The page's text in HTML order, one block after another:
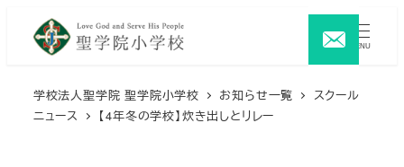
MENU
学校法人聖学院 聖学院小学校 お知らせ一覧
スクール
ニュース
【4年冬の学校】炊き出しとリレー